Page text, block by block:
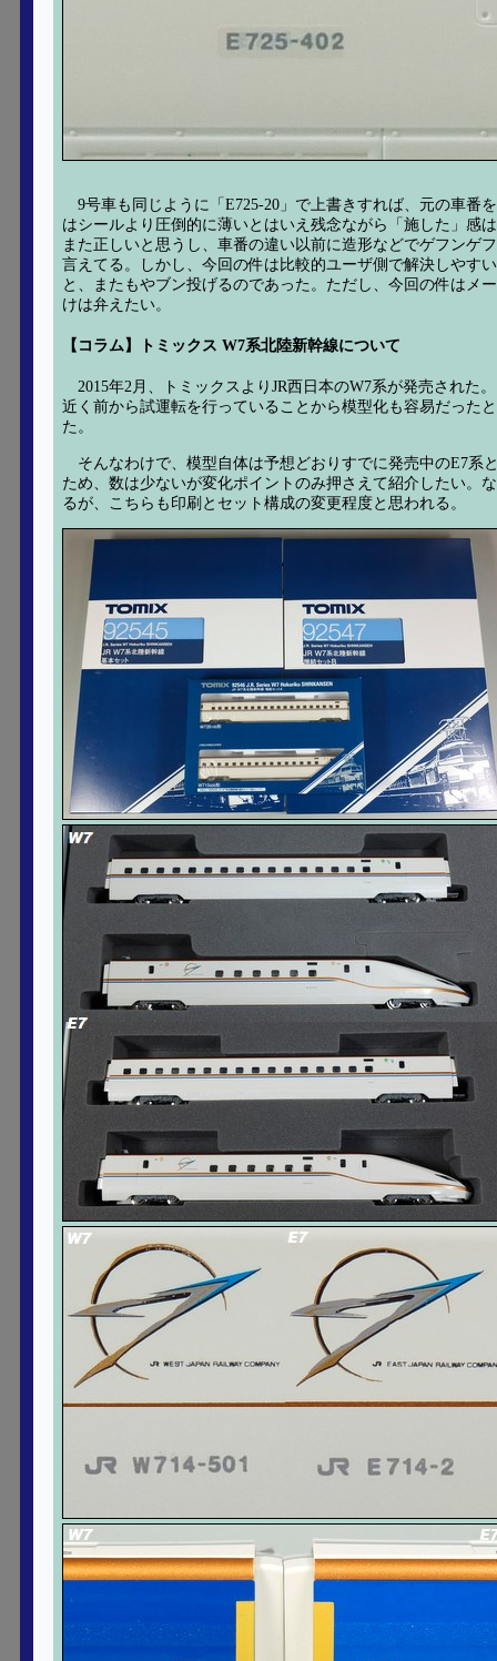
9号車も同じように「E725-20」で上書きすれば、元の車
はシールより圧倒的に薄いとはいえ残念ながら「施した」感
また正しいと思うし、車番の違い以前に造形などでゲフンゲ
言えてる。しかし、今回の件は比較的ユーザ側で解決しやす
と、またもやブン投げるのであった。ただし、今回の件はメ
けは弁えたい。
【コラム】トミックス W7系北陸新幹線について
2015年2月、トミックスよりJR西日本のW7系が発売された
近く前から試運転を行っていることから模型化も容易だった
た。
そんなわけで、模型自体は予想どおりすでに発売中のE7
ため、数は少ないが変化ポイントのみ押さえて紹介したい。
るが、こちらも印刷とセット構成の変更程度と思われる。